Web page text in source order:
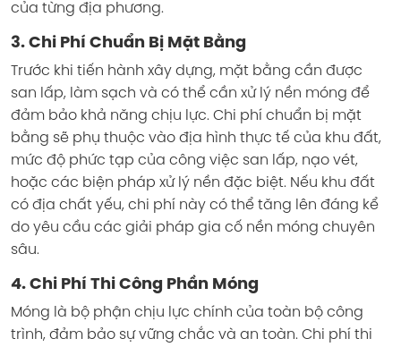
của từng địa phương.
3. Chi Phí Chuẩn Bị Mặt Bằng
Trước khi tiến hành xây dựng, mặt bằng cần được
san lấp, làm sạch và có thể cần xử lý nền móng để
đảm bảo khả năng chịu lực. Chi phí chuẩn bị mặt
bằng sẽ phụ thuộc vào địa hình thực tế của khu đất,
mức độ phức tạp của công việc san lấp, nạo vét,
hoặc các biện pháp xử lý nền đặc biệt. Nếu khu đất
có địa chất yếu, chi phí này có thể tăng lên đáng kể
do yêu cầu các giải pháp gia cố nền móng chuyên
sâu.
4. Chi Phí Thi Công Phần Móng
Móng là bộ phận chịu lực chính của toàn bộ công
trình, đảm bảo sự vững chắc và an toàn. Chi phí thi